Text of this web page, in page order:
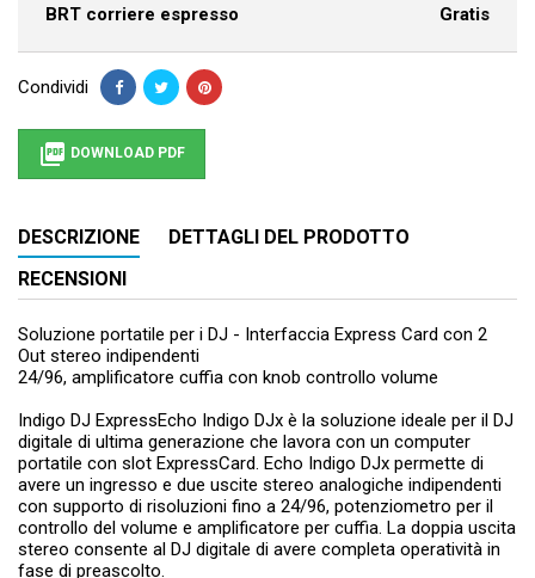
BRT corriere espresso
Gratis
Condividi
 DOWNLOAD PDF
DESCRIZIONE
DETTAGLI DEL PRODOTTO
RECENSIONI
Soluzione portatile per i DJ - Interfaccia Express Card con 2
Out stereo indipendenti
24/96, amplificatore cuffia con knob controllo volume
Indigo DJ ExpressEcho Indigo DJx è la soluzione ideale per il DJ
digitale di ultima generazione che lavora con un computer
portatile con slot ExpressCard. Echo Indigo DJx permette di
avere un ingresso e due uscite stereo analogiche indipendenti
con supporto di risoluzioni fino a 24/96, potenziometro per il
controllo del volume e amplificatore per cuffia. La doppia uscita
stereo consente al DJ digitale di avere completa operatività in
fase di preascolto.